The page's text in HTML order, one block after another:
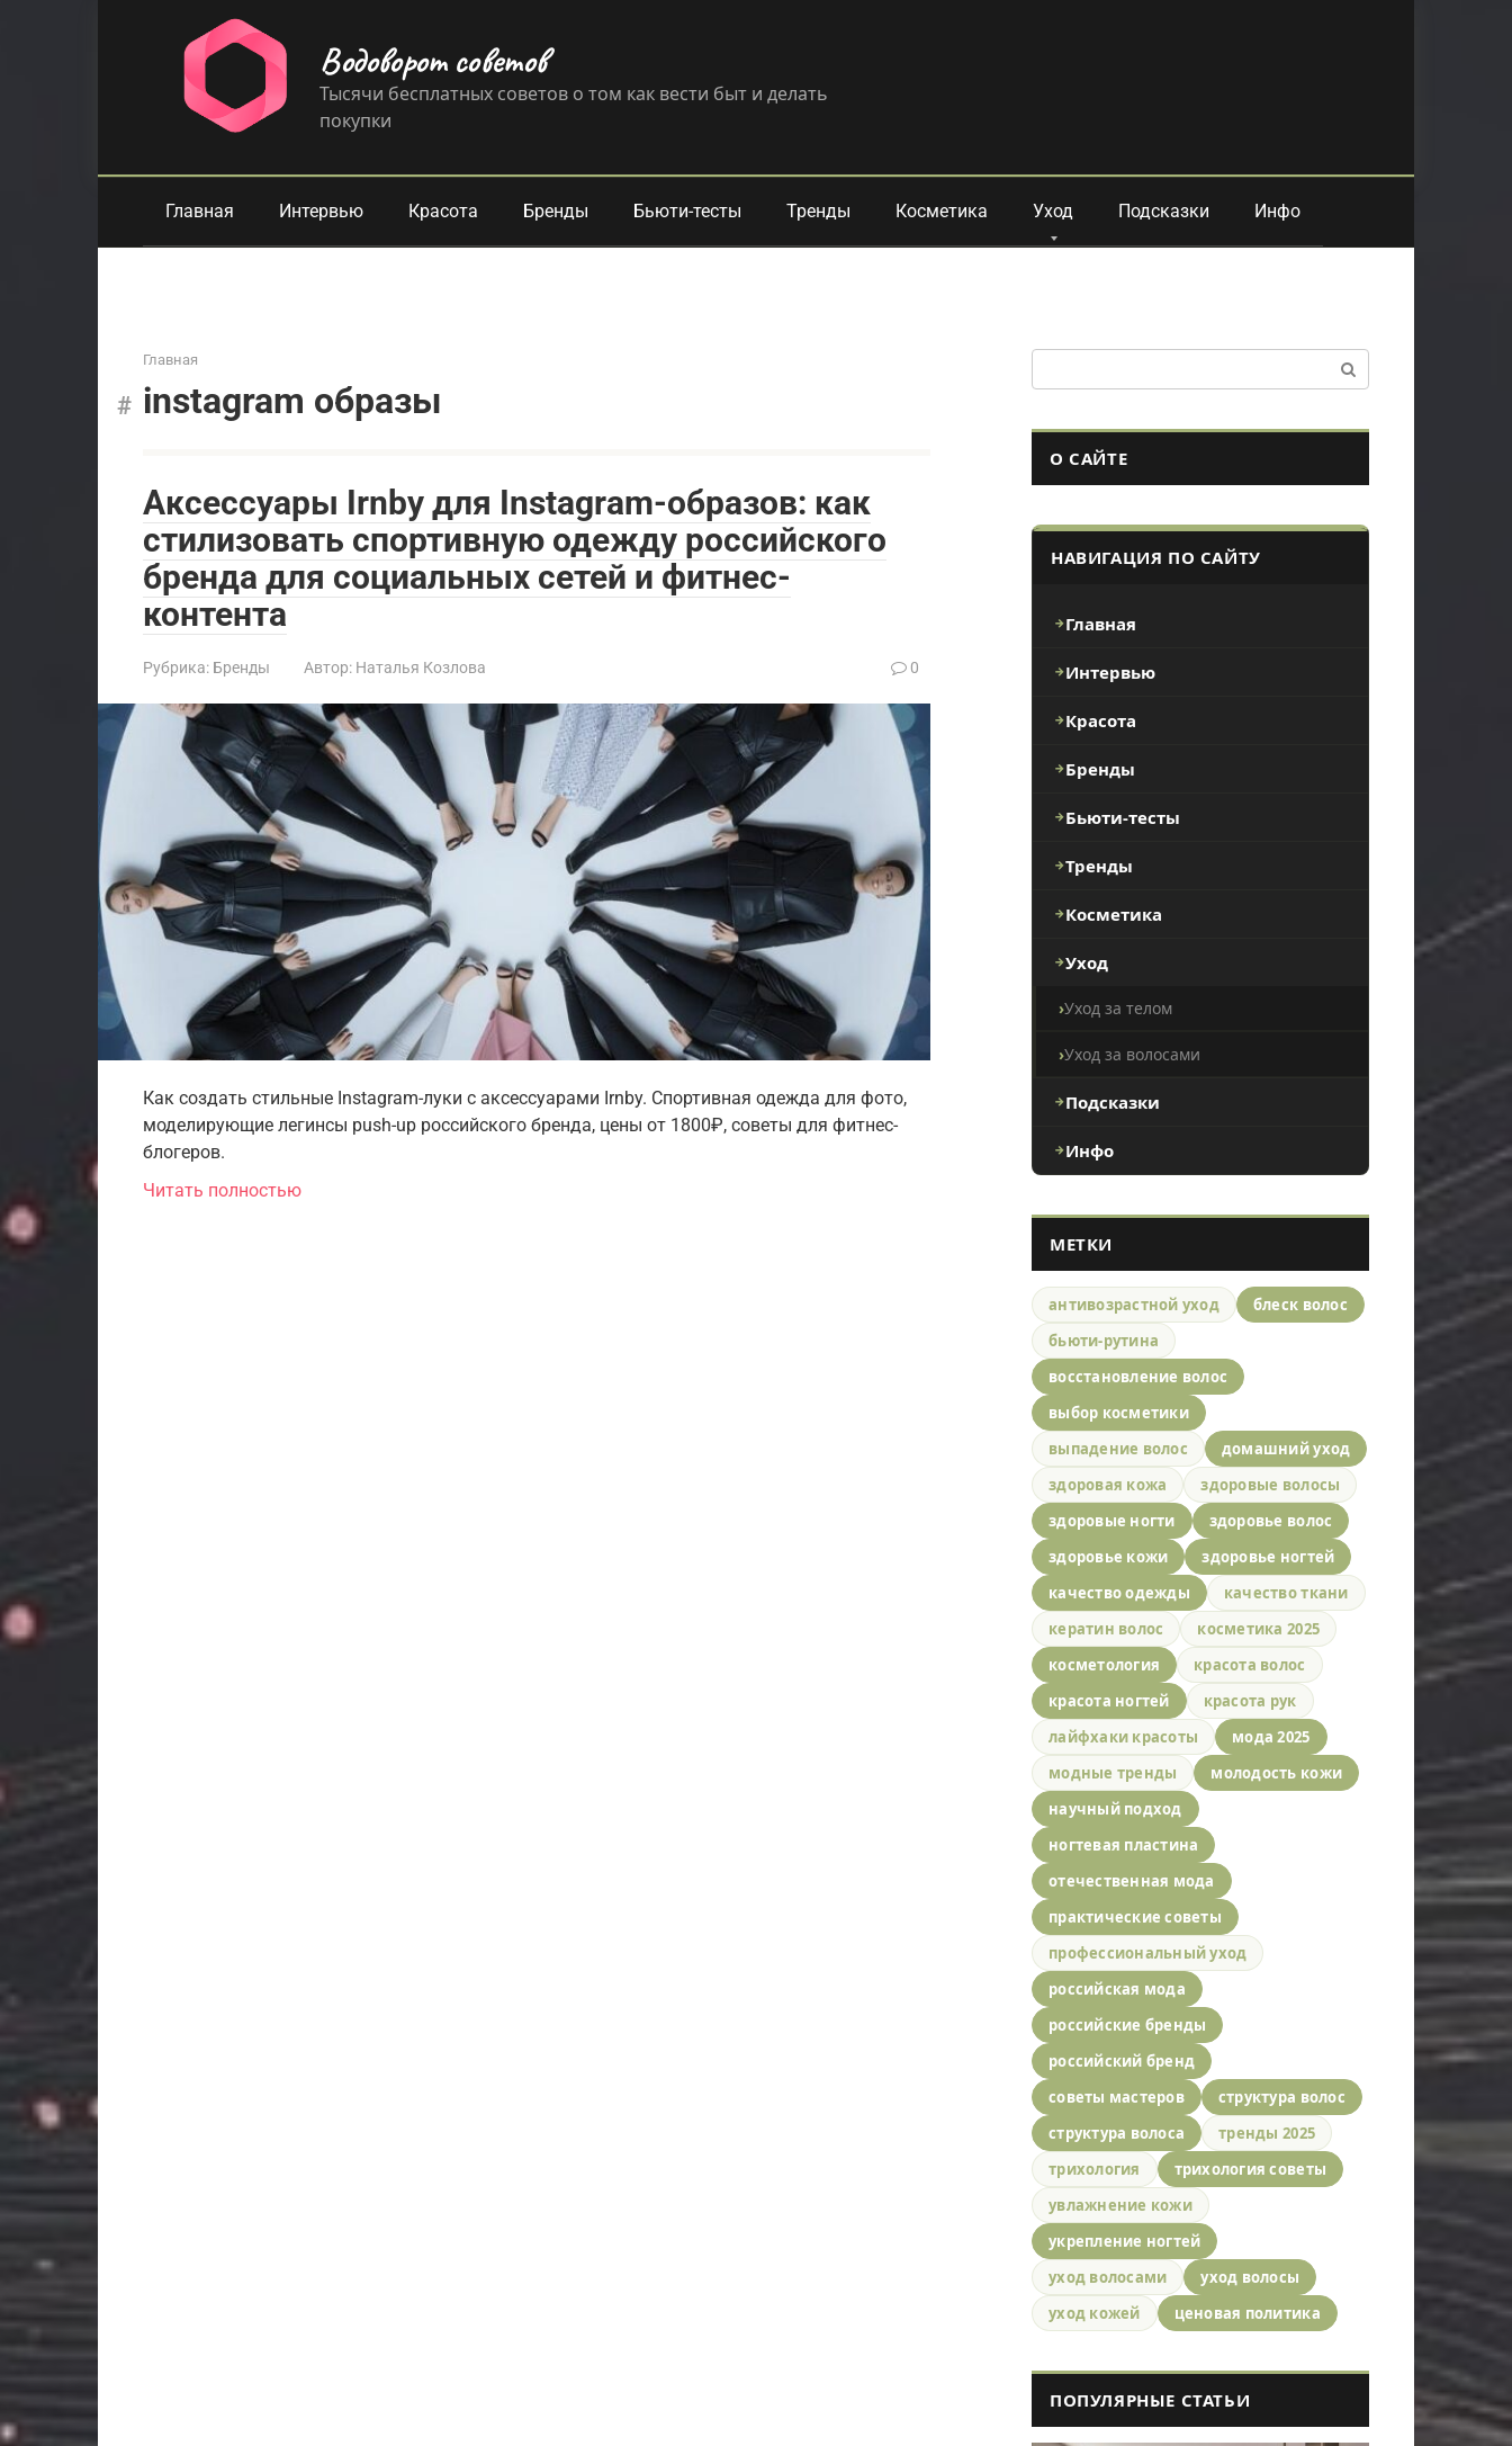
Водоворот советов
Тысячи бесплатных советов о том как вести быт и делать
покупки
Главная Интервью Красота Бренды Бьюти-тесты Тренды Косметика Уход Подсказки Инфо
Главная
instagram образы
Аксессуары Irnby для Instagram-образов: как
стилизовать спортивную одежду российского
бренда для социальных сетей и фитнес-
контента
Рубрика: Бренды Автор: Наталья Козлова 0
Как создать стильные Instagram-луки с аксессуарами Irnby. Спортивная одежда для фото,
моделирующие легинсы push-up российского бренда, цены от 1800₽, советы для фитнес-
блогеров.
Читать полностью
О САЙТЕ
НАВИГАЦИЯ ПО САЙТУ
Главная
Интервью
Красота
Бренды
Бьюти-тесты
Тренды
Косметика
Уход
Уход за телом
Уход за волосами
Подсказки
Инфо
МЕТКИ
антивозрастной уход
блеск волос
бьюти-рутина
восстановление волос
выбор косметики
выпадение волос
домашний уход
здоровая кожа
здоровые волосы
здоровые ногти
здоровье волос
здоровье кожи
здоровье ногтей
качество одежды
качество ткани
кератин волос
косметика 2025
косметология
красота волос
красота ногтей
красота рук
лайфхаки красоты
мода 2025
модные тренды
молодость кожи
научный подход
ногтевая пластина
отечественная мода
практические советы
профессиональный уход
российская мода
российские бренды
российский бренд
советы мастеров
структура волос
структура волоса
тренды 2025
трихология
трихология советы
увлажнение кожи
укрепление ногтей
уход волосами
уход волосы
уход кожей
ценовая политика
ПОПУЛЯРНЫЕ СТАТЬИ